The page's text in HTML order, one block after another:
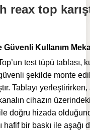
Güvenli Kullanım
test tüpü tablası,
şekilde monte
Tablayı yerleştirirken,
cihazın
ile doğru hizada
hafif bir baskı ile aşağı